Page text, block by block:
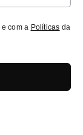
e com a Políticas da